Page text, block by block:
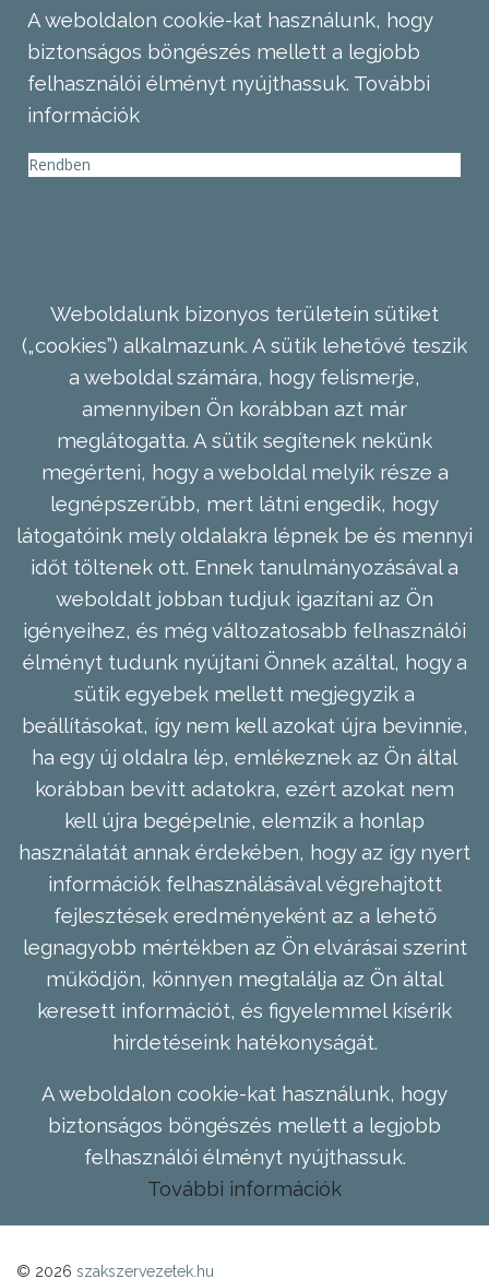
A weboldalon cookie-kat használunk, hogy
biztonságos böngészés mellett a legjobb
felhasználói élményt nyújthassuk. További
információk
Rendben
Weboldalunk bizonyos területein sütiket
(„cookies”) alkalmazunk. A sütik lehetővé teszik
a weboldal számára, hogy felismerje,
amennyiben Ön korábban azt már
meglátogatta. A sütik segítenek nekünk
megérteni, hogy a weboldal melyik része a
legnépszerűbb, mert látni engedik, hogy
látogatóink mely oldalakra lépnek be és mennyi
időt töltenek ott. Ennek tanulmányozásával a
weboldalt jobban tudjuk igazítani az Ön
igényeihez, és még változatosabb felhasználói
élményt tudunk nyújtani Önnek azáltal, hogy a
sütik egyebek mellett megjegyzik a
beállításokat, így nem kell azokat újra bevinnie,
ha egy új oldalra lép, emlékeznek az Ön által
korábban bevitt adatokra, ezért azokat nem
kell újra begépelnie, elemzik a honlap
használatát annak érdekében, hogy az így nyert
információk felhasználásával végrehajtott
fejlesztések eredményeként az a lehető
legnagyobb mértékben az Ön elvárásai szerint
működjön, könnyen megtalálja az Ön által
keresett információt, és figyelemmel kísérik
hirdetéseink hatékonyságát.
A weboldalon cookie-kat használunk, hogy
biztonságos böngészés mellett a legjobb
felhasználói élményt nyújthassuk.
További információk
© 2026 szakszervezetek.hu